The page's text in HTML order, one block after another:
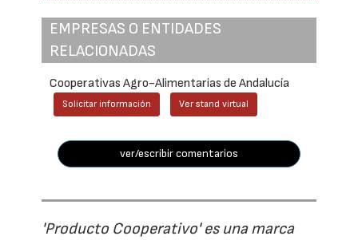
EMPRESAS O ENTIDADES
RELACIONADAS
Cooperativas Agro-Alimentarias de Andalucía
Solicitar información Ver stand virtual
ver/escribir comentarios
'Producto Cooperativo' es una marca